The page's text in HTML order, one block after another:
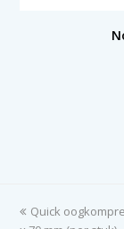
previous
Quick